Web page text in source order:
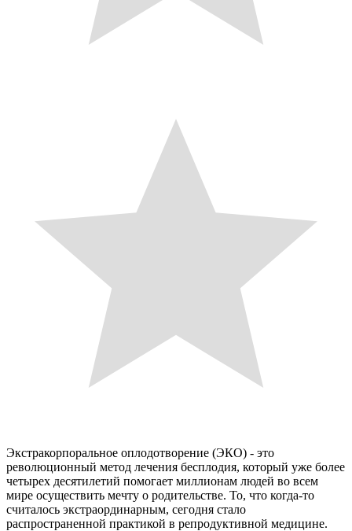
Экстракорпоральное оплодотворение (ЭКО) - это
революционный метод лечения бесплодия, который уже более
четырех десятилетий помогает миллионам людей во всем
мире осуществить мечту о родительстве. То, что когда-то
считалось экстраординарным, сегодня стало
распространенной практикой в репродуктивной медицине.